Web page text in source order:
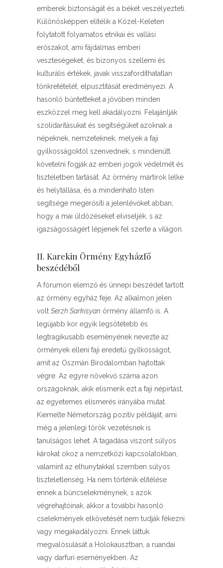
emberek biztonságát és a békét veszélyezteti.
Különösképpen elítélik a Közel-Keleten
folytatott folyamatos etnikai és vallási
erőszakot, ami fájdalmas emberi
veszteségeket, és bizonyos szellemi és
kulturális értékek, javak visszafordíthatatlan
tönkretételét, elpusztítását eredményezi. A
hasonló bűntetteket a jövőben minden
eszközzel meg kell akadályozni. Felajánlják
szolidaritásukat és segítségüket azoknak a
népeknek, nemzeteknek, melyek a faji
gyilkosságoktól szenvednek, s mindenütt
követelni fogják az emberi jogok védelmét és
tiszteletben tartását. Az örmény mártírok lelke
és helytállása, és a mindenható Isten
segítsége megerősíti a jelenlévőket abban,
hogy a mai üldözéseket elviseljék, s az
igazságosságért lépjenek fel szerte a világon.
II. Karekin Örmény Egyházfő
beszédéből
A fórumon elemző és ünnepi beszédet tartott
az örmény egyház feje. Az alkalmon jelen
volt Serzh Sarkisyan örmény államfő is. A
legújabb kor egyik legsötétebb és
legtragikusabb eseményének nevezte az
örmények elleni faji eredetű gyilkosságot,
amit az Oszmán Birodalomban hajtottak
végre. Az egyre növekvő száma azon
országoknak, akik elismerik ezt a faji népirtást,
az egyetemes elismerés irányába mutat.
Kiemelte Németország pozitív példáját, ami
még a jelenlegi török vezetésnek is
tanulságos lehet. A tagadása viszont súlyos
károkat okoz a nemzetközi kapcsolatokban,
valamint az elhunytakkal szemben súlyos
tiszteletlenség. Ha nem történik elítélése
ennek a bűncselekménynek, s azok
végrehajtóinak, akkor a további hasonló
cselekmények elkövetését nem tudják fékezni
vagy megakadályozni. Ennek láttuk
megvalósulását a Holokausztban, a ruandai
vagy darfuri eseményekben. Az